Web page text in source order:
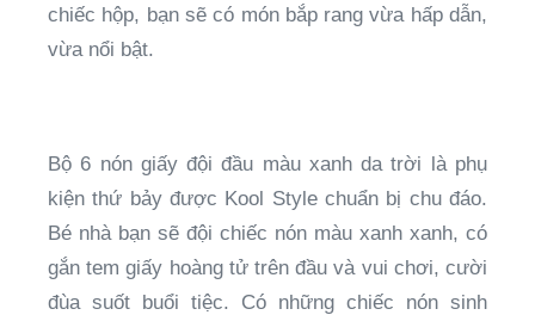
chiếc hộp, bạn sẽ có món bắp rang vừa hấp dẫn,
vừa nổi bật.
Bộ 6 nón giấy đội đầu màu xanh da trời là phụ
kiện thứ bảy được Kool Style chuẩn bị chu đáo.
Bé nhà bạn sẽ đội chiếc nón màu xanh xanh, có
gắn tem giấy hoàng tử trên đầu và vui chơi, cười
đùa suốt buổi tiệc. Có những chiếc nón sinh